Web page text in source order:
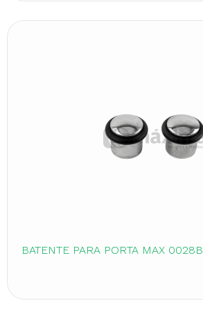
BATENTE PARA PORTA MAX 0028B